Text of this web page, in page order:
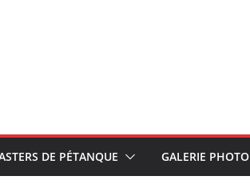
DE PÉTANQUE GALERIE PHOTO